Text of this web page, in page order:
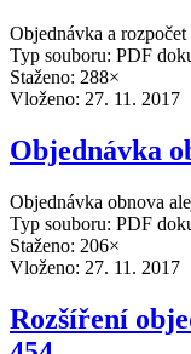
Objednávka a
Typ souboru: PDF
Staženo: 288×
Vloženo: 27. 11. 2017
Objednávka
Objednávka obnova
Typ souboru: PDF
Staženo: 206×
Vloženo: 27. 11. 2017
Rozšíření